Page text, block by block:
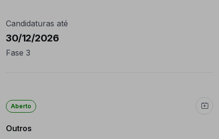
Candidaturas até
30/12/2026
Fase 3
Aberto
Outros